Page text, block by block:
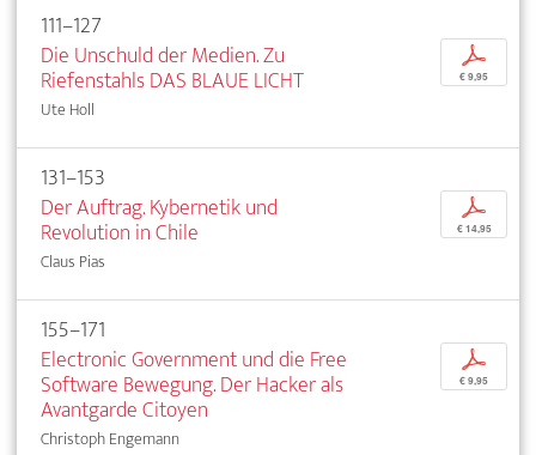
111–127
Die Unschuld der Medien. Zu
Riefenstahls DAS BLAUE LICHT
Ute Holl
p
€ 9,95
131–153
Der Auftrag. Kybernetik und
Revolution in Chile
Claus Pias
p
€ 14,95
155–171
Electronic Government und die Free
Software Bewegung. Der Hacker als
Avantgarde Citoyen
Christoph Engemann
p
€ 9,95